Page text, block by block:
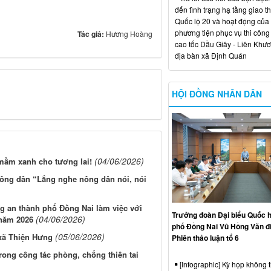
Tác giả: Hương Hoàng
xanh cho tương lai! (04/06/2026)
dân “Lắng nghe nông dân nói, nói
an thành phố Đồng Nai làm việc với
2026 (04/06/2026)
Thiện Hưng (05/06/2026)
công tác phòng, chống thiên tai
đến tình trạng hạ tầng giao
Quốc lộ 20 và hoạt động của
phương tiện phục vụ thi
cao tốc Dầu Giây - Liên
địa bàn xã Định Quán
HỘI ĐỒNG NHÂN DÂN
Trưởng đoàn Đại biểu Quốc
phố Đồng Nai Vũ Hồng Văn
Phiên thảo luận tổ 6
[Infographic] Kỳ họp không